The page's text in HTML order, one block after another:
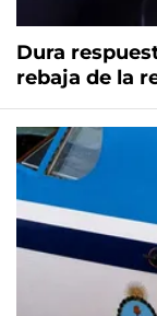
Dura
rebaja de la